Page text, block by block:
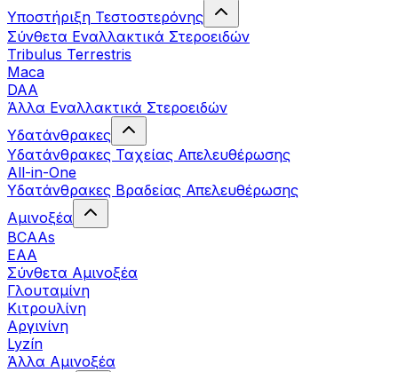
Υποστήριξη Τεστοστερόνης
Σύνθετα Εναλλακτικά Στεροειδών
Tribulus Terrestris
Maca
DAA
Άλλα Εναλλακτικά Στεροειδών
Υδατάνθρακες
Υδατάνθρακες Ταχείας Απελευθέρωσης
All-in-One
Υδατάνθρακες Βραδείας Απελευθέρωσης
Αμινοξέα
BCAAs
EAA
Σύνθετα Αμινοξέα
Γλουταμίνη
Κιτρουλίνη
Αργινίνη
Lyzín
Άλλα Αμινοξέα